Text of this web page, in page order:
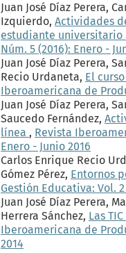
Juan José Díaz Perera,
Izquierdo, Actividades
estudiante universitario
Núm. 5 (2016): Enero -
Juan José Díaz Perera,
Recio Urdaneta, El
Iberoamericana de
Juan José Díaz Perera,
Saucedo Fernández,
línea , Revista
Enero - Junio 2016
Carlos Enrique Recio
Gómez Pérez, Entornos
Gestión Educativa: Vol.
Juan José Díaz Perera,
Herrera Sánchez, Las
Iberoamericana de
2014